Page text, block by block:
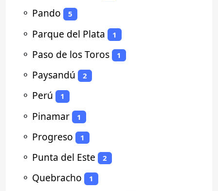
⚬ Pando 5
⚬ Parque del Plata 1
⚬ Paso de los Toros 1
⚬ Paysandú 2
⚬ Perú 1
⚬ Pinamar 1
⚬ Progreso 1
⚬ Punta del Este 2
⚬ Quebracho 1